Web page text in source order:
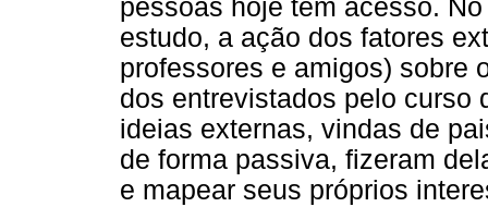
pessoas hoje tem acesso.
estudo, a ação dos fatores
professores e amigos) sobre
dos entrevistados pelo curso
ideias externas, vindas de
de forma passiva, fizeram
e mapear seus próprios